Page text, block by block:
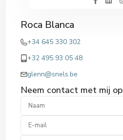
Roca Blanca
+34 645 330 302
+32 495 93 05 48
glenn@snels.be
Neem contact met mij op